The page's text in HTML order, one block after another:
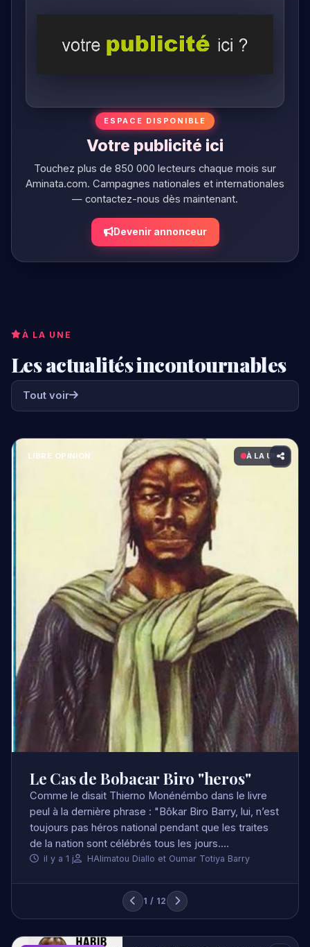
ESPACE DISPONIBLE
Votre publicité ici
Touchez plus de 850 000 lecteurs chaque mois sur
Aminata.com. Campagnes nationales et internationales
Les actualités incontournables
À LA UNE
Prix RSF 2026 : le Guinéen Habib
Marouane Camara sacré à
Marseille, 17 mois après sa
disparition forcée
C’est un moment d’une puissance dramatique et
du Pharo ce lundi 1er juin 2026. À l’occasion de la 34e
édition du Prix de la liberté de la presse de…
il y a 1 j Alpha Madiou BAH
2 / 12
Ceremonie de Poredaka a
New Jersey